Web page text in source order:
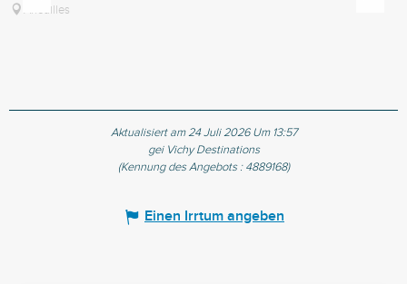
Arfeuilles
Aktualisiert am 24 Juli 2026 Um 13:57
gei Vichy Destinations
(Kennung des Angebots : 4889168)
Einen Irrtum angeben